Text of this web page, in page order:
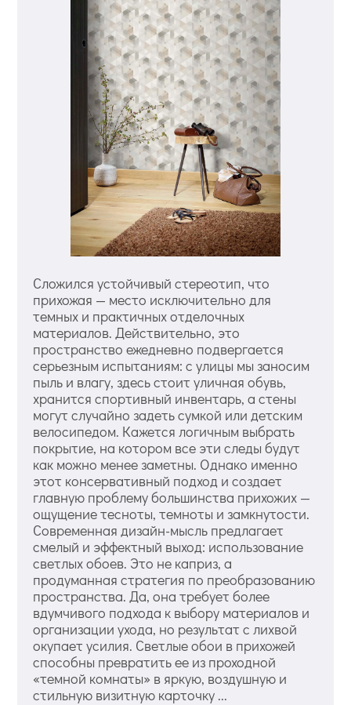
Сложился устойчивый стереотип, что
прихожая — место исключительно для
темных и практичных отделочных
материалов. Действительно, это
пространство ежедневно подвергается
серьезным испытаниям: с улицы мы заносим
пыль и влагу, здесь стоит уличная обувь,
хранится спортивный инвентарь, а стены
могут случайно задеть сумкой или детским
велосипедом. Кажется логичным выбрать
покрытие, на котором все эти следы будут
как можно менее заметны. Однако именно
этот консервативный подход и создает
главную проблему большинства прихожих —
ощущение тесноты, темноты и замкнутости.
Современная дизайн-мысль предлагает
смелый и эффектный выход: использование
светлых обоев. Это не каприз, а
продуманная стратегия по преобразованию
пространства. Да, она требует более
вдумчивого подхода к выбору материалов и
организации ухода, но результат с лихвой
окупает усилия. Светлые обои в прихожей
способны превратить ее из проходной
«темной комнаты» в яркую, воздушную и
стильную визитную карточку ...